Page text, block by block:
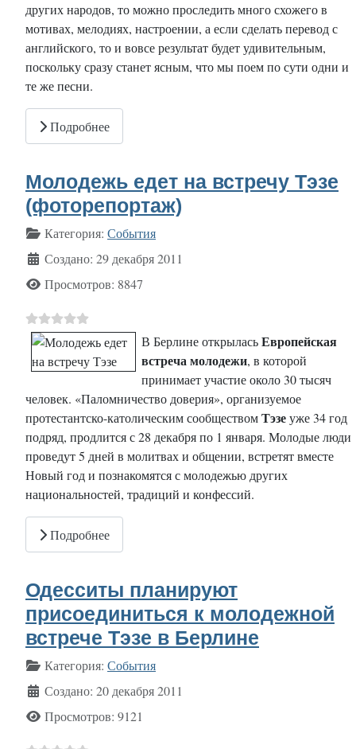
других народов, то можно проследить много схожего в
мотивах, мелодиях, настроении, а если сделать перевод с
английского, то и вовсе результат будет удивительным,
поскольку сразу станет ясным, что мы поем по сути одни и
те же песни.
Подробнее
Молодежь едет на встречу Тэзе
(фоторепортаж)
Информация о материале
Категория: События
Создано: 29 декабря 2011
Просмотров: 8847
В Берлине открыласьЕвропейская
встреча молодежи, в которой
принимает участие около 30 тысяч
человек. «Паломничество доверия», организуемое
протестантско-католическим сообществомТэзеуже 34 год
подряд, продлится с 28 декабря по 1 января. Молодые люди
проведут 5 дней в молитвах и общении, встретят вместе
Новый год и познакомятся с молодежью других
национальностей, традиций и конфессий.
Подробнее
Одесситы планируют
присоединиться к молодежной
встрече Тэзе в Берлине
Информация о материале
Категория: События
Создано: 20 декабря 2011
Просмотров: 9121